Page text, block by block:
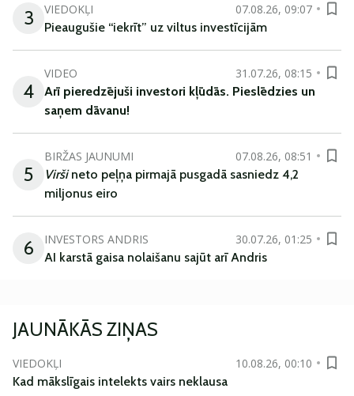
3 VIEDOKĻI
07.08.26, 09:07
Pieaugušie “iekrīt” uz viltus investīcijām
4
VIDEO
31.07.26, 08:15
Arī pieredzējuši investori kļūdās. Pieslēdzies un
saņem dāvanu!
5
BIRŽAS JAUNUMI
07.08.26, 08:51
Viršineto peļņa pirmajā pusgadā sasniedz 4,2
miljonus eiro
6 INVESTORS ANDRIS
30.07.26, 01:25
AI karstā gaisa nolaišanu sajūt arī Andris
JAUNĀKĀS ZIŅAS
VIEDOKĻI
10.08.26, 00:10
Kad mākslīgais intelekts vairs neklausa